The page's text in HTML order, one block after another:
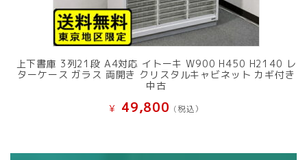
上下書庫 3列21段 A4対応 イトーキ W900 H450 H2140 レ
ターケース ガラス 両開き クリスタルキャビネット カギ付き
中古
¥ 49,800 (税込）